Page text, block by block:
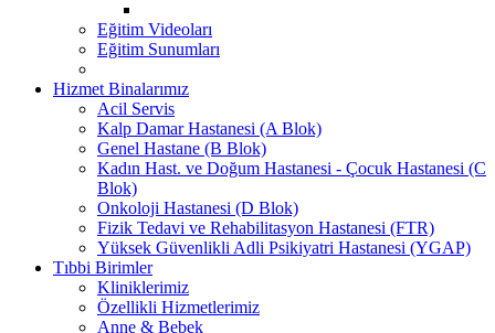
Eğitim Videoları
Eğitim Sunumları
Hizmet Binalarımız
Acil Servis
Kalp Damar Hastanesi (A Blok)
Genel Hastane (B Blok)
Kadın Hast. ve Doğum Hastanesi - Çocuk Hastanesi (C
Blok)
Onkoloji Hastanesi (D Blok)
Fizik Tedavi ve Rehabilitasyon Hastanesi (FTR)
Yüksek Güvenlikli Adli Psikiyatri Hastanesi (YGAP)
Tıbbi Birimler
Kliniklerimiz
Özellikli Hizmetlerimiz
Anne & Bebek